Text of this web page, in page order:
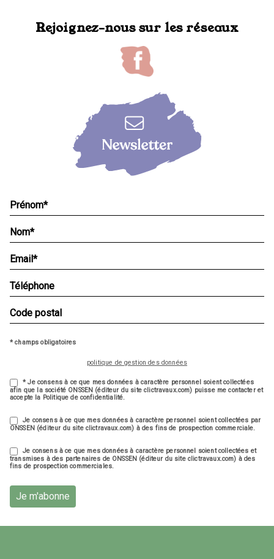
Rejoignez-nous sur les réseaux
* champs obligatoires
politique de gestion des données
* Je consens à ce que mes données à caractère personnel soient collectées
afin que la société ONSSEN (éditeur du site clictravaux.com) puisse me contacter et
accepte la Politique de confidentialité.
Je consens à ce que mes données à caractère personnel soient collectées par
ONSSEN (éditeur du site clictravaux.com) à des fins de prospection commerciale.
Je consens à ce que mes données à caractère personnel soient collectées et
transmises à des partenaires de ONSSEN (éditeur du site clictravaux.com) à des
fins de prospection commerciales.
Je m'abonne